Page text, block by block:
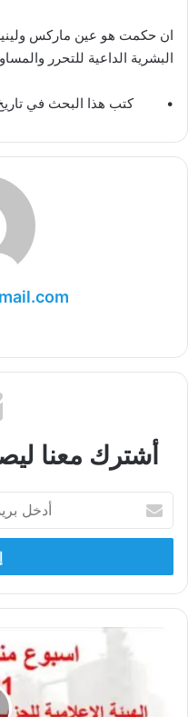
ان حكمت هو عين ماركس
البشرية الداعية للتحرر
• كتب هذا البحث في تاريخ
أشترك معنا
بريدك
الإلكتروني